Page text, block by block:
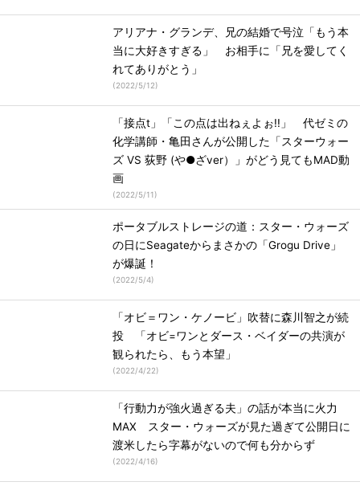
アリアナ・グランデ、兄の結婚で号泣「もう本
当に大好きすぎる」 お相手に「兄を愛してく
れてありがとう」
(2022/5/12)
「接点t」「この点は出ねぇよぉ!!」 代ゼミの
化学講師・亀田さんが公開した「スターウォー
ズ VS 荻野 (や●ざver）」がどう見てもMAD動
画
(2022/5/11)
ポータブルストレージの道：スター・ウォーズ
の日にSeagateからまさかの「Grogu Drive」
が爆誕！
(2022/5/4)
「オビ＝ワン・ケノービ」吹替に森川智之が続
投 「オビ=ワンとダース・ベイダーの共演が
観られたら、もう本望」
(2022/4/22)
「行動力が強火過ぎる夫」の話が本当に火力
MAX スター・ウォーズが見た過ぎて公開日に
渡米したら字幕がないので何も分からず
(2022/4/16)